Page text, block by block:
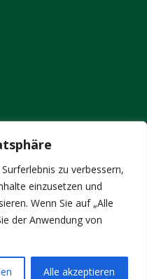
zu verbessern,
einzusetzen und
Wenn Sie auf „Alle
der Anwendung von
Alle akzeptieren